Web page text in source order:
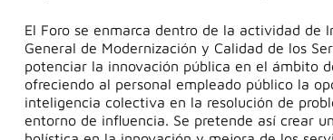
El Foro se enmarca dentro de la actividad de
General de Modernización y Calidad de los
potenciar la innovación pública en el ámbito
ofreciendo al personal empleado público la
inteligencia colectiva en la resolución de
entorno de influencia. Se pretende así crear